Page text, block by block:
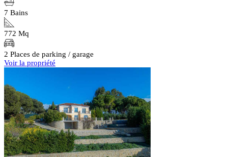
7 Bains
772 Mq
2 Places de parking / garage
Voir la propriété